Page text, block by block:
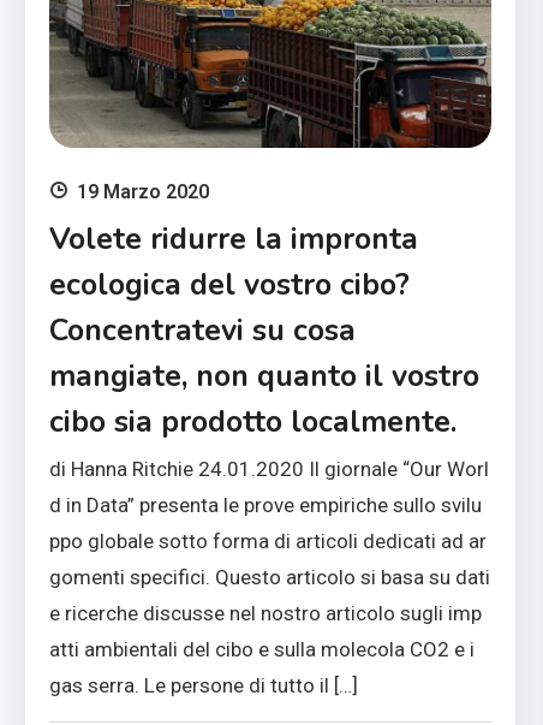
19 Marzo 2020
Volete ridurre la impronta
ecologica del vostro cibo?
Concentratevi su cosa
mangiate, non quanto il vostro
cibo sia prodotto localmente.
di Hanna Ritchie 24.01.2020 Il giornale “Our Worl
d in Data” presenta le prove empiriche sullo svilu
ppo globale sotto forma di articoli dedicati ad ar
gomenti specifici. Questo articolo si basa su dati
e ricerche discusse nel nostro articolo sugli imp
atti ambientali del cibo e sulla molecola CO2 e i
gas serra. Le persone di tutto il […]